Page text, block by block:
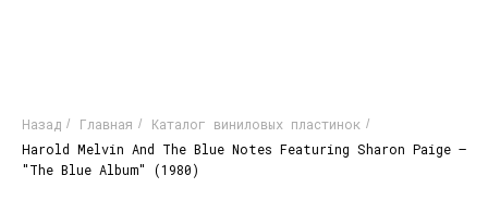
Назад / Главная / Каталог виниловых пластинок /
Harold Melvin And The Blue Notes Featuring Sharon Paige –
"The Blue Album" (1980)